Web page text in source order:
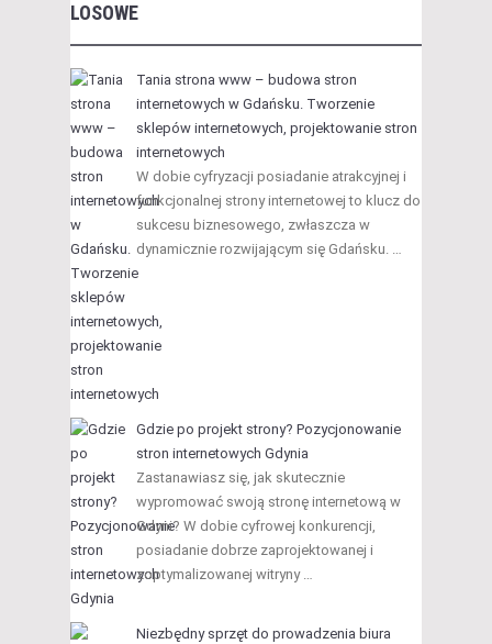
LOSOWE
Tania strona www – budowa stron
internetowych w Gdańsku. Tworzenie
sklepów internetowych, projektowanie stron
internetowych
W dobie cyfryzacji posiadanie atrakcyjnej i
funkcjonalnej strony internetowej to klucz do
sukcesu biznesowego, zwłaszcza w
dynamicznie rozwijającym się Gdańsku. …
Gdzie po projekt strony? Pozycjonowanie
stron internetowych Gdynia
Zastanawiasz się, jak skutecznie
wypromować swoją stronę internetową w
Gdyni? W dobie cyfrowej konkurencji,
posiadanie dobrze zaprojektowanej i
zoptymalizowanej witryny …
Niezbędny sprzęt do prowadzenia biura